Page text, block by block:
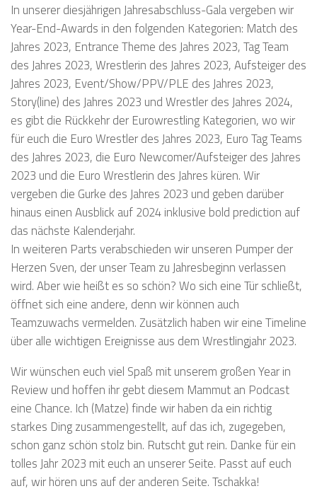
In unserer diesjährigen Jahresabschluss-Gala vergeben wir
Year-End-Awards in den folgenden Kategorien: Match des
Jahres 2023, Entrance Theme des Jahres 2023, Tag Team
des Jahres 2023, Wrestlerin des Jahres 2023, Aufsteiger des
Jahres 2023, Event/Show/PPV/PLE des Jahres 2023,
Story(line) des Jahres 2023 und Wrestler des Jahres 2024,
es gibt die Rückkehr der Eurowrestling Kategorien, wo wir
für euch die Euro Wrestler des Jahres 2023, Euro Tag Teams
des Jahres 2023, die Euro Newcomer/Aufsteiger des Jahres
2023 und die Euro Wrestlerin des Jahres küren. Wir
vergeben die Gurke des Jahres 2023 und geben darüber
hinaus einen Ausblick auf 2024 inklusive bold prediction auf
das nächste Kalenderjahr.
In weiteren Parts verabschieden wir unseren Pumper der
Herzen Sven, der unser Team zu Jahresbeginn verlassen
wird. Aber wie heißt es so schön? Wo sich eine Tür schließt,
öffnet sich eine andere, denn wir können auch
Teamzuwachs vermelden. Zusätzlich haben wir eine Timeline
über alle wichtigen Ereignisse aus dem Wrestlingjahr 2023.
Wir wünschen euch viel Spaß mit unserem großen Year in
Review und hoffen ihr gebt diesem Mammut an Podcast
eine Chance. Ich (Matze) finde wir haben da ein richtig
starkes Ding zusammengestellt, auf das ich, zugegeben,
schon ganz schön stolz bin. Rutscht gut rein. Danke für ein
tolles Jahr 2023 mit euch an unserer Seite. Passt auf euch
auf, wir hören uns auf der anderen Seite. Tschakka!